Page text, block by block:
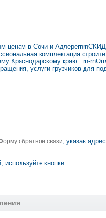
ценам в Сочи и
комплектация
Краснодарскому краю. rn-
услуги грузчиков для
обратной связи, указав
кнопки: